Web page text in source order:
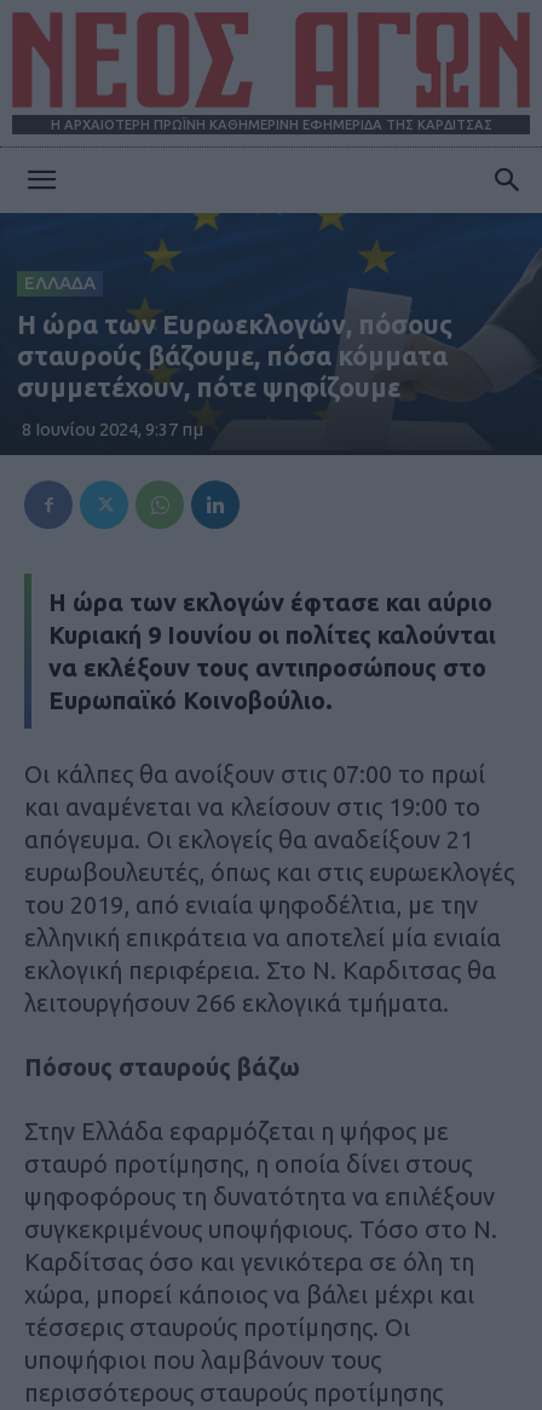
Η ΑΡΧΑΙΟΤΕΡΗ ΠΡΩΪΝΗ ΚΑΘΗΜΕΡΙΝΗ ΕΦΗΜΕΡΙΔΑ ΤΗΣ ΚΑΡΔΙΤΣΑΣ
ΕΛΛΑΔΑ
Η ώρα των Ευρωεκλογών, πόσους
σταυρούς βάζουμε, πόσα κόμματα
συμμετέχουν, πότε ψηφίζουμε
8 Ιουνίου 2024, 9:37 πμ
Η ώρα των εκλογών έφτασε και αύριο
Κυριακή 9 Ιουνίου οι πολίτες καλούνται
να εκλέξουν τους αντιπροσώπους στο
Ευρωπαϊκό Κοινοβούλιο.
Οι κάλπες θα ανοίξουν στις 07:00 το πρωί
και αναμένεται να κλείσουν στις 19:00 το
απόγευμα. Οι εκλογείς θα αναδείξουν 21
ευρωβουλευτές, όπως και στις ευρωεκλογές
του 2019, από ενιαία ψηφοδέλτια, με την
ελληνική επικράτεια να αποτελεί μία ενιαία
εκλογική περιφέρεια. Στο Ν. Καρδιτσας θα
λειτουργήσουν 266 εκλογικά τμήματα.
Πόσους σταυρούς βάζω
Στην Ελλάδα εφαρμόζεται η ψήφος με
σταυρό προτίμησης, η οποία δίνει στους
ψηφοφόρους τη δυνατότητα να επιλέξουν
συγκεκριμένους υποψήφιους. Τόσο στο Ν.
Καρδίτσας όσο και γενικότερα σε όλη τη
χώρα, μπορεί κάποιος να βάλει μέχρι και
τέσσερις σταυρούς προτίμησης. Οι
υποψήφιοι που λαμβάνουν τους
περισσότερους σταυρούς προτίμησης